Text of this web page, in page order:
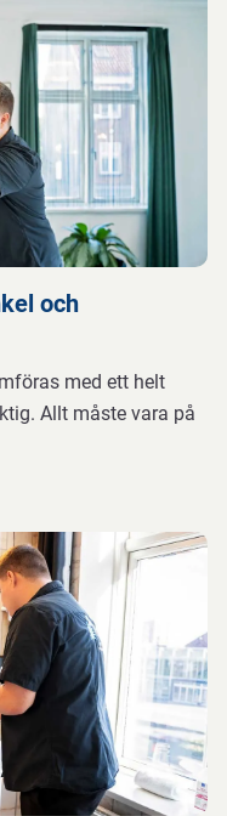
och
med ett helt
Allt måste vara på